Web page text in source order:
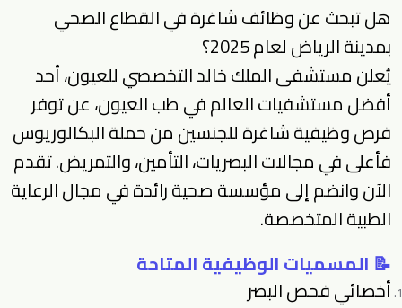
هل تبحث عن وظائف شاغرة في القطاع الصحي
بمدينة الرياض لعام 2025؟
يُعلن مستشفى الملك خالد التخصصي للعيون، أحد
أفضل مستشفيات العالم في طب العيون، عن توفر
فرص وظيفية شاغرة للجنسين من حملة البكالوريوس
فأعلى في مجالات البصريات، التأمين، والتمريض. تقدم
الآن وانضم إلى مؤسسة صحية رائدة في مجال الرعاية
الطبية المتخصصة.
📝 المسميات الوظيفية المتاحة
أخصائي فحص البصر